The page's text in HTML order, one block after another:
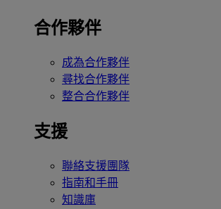
合作夥伴
成為合作夥伴
尋找合作夥伴
整合合作夥伴
支援
聯絡支援團隊
指南和手冊
知識庫